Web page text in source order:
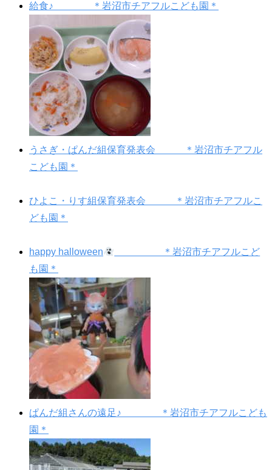
給食♪ ＊岩沼市チアフルこども園＊
うさぎ・ぱんだ組保育発表会 ＊岩沼市チアフル
こども園＊
ひよこ・りす組保育発表会 ＊岩沼市チアフルこ
ども園＊
happy halloween
＊岩沼市チアフルこど
も園＊
ぱんだ組さんの遠足♪ ＊岩沼市チアフルこども
園＊